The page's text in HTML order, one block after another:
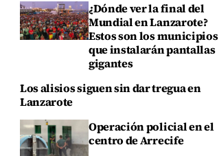
¿Dónde ver la final del
Mundial en Lanzarote?
Estos son los municipios
que instalarán pantallas
gigantes
Los alisios siguen sin dar tregua en
Lanzarote
Operación policial en el
centro de Arrecife